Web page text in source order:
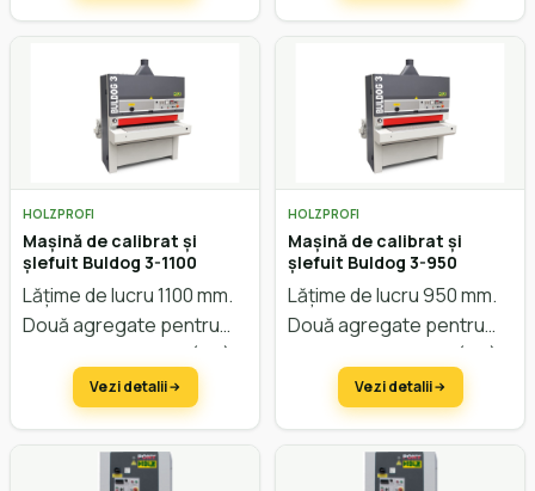
HOLZPROFI
Mașină de calibrat și
șlefuit Buldog 3-1100
Lățime de lucru 1100 mm.
Două agregate pentru
calibrare și șlefuire (RC).
Pentru lemn/MDF și
opțional furnir.
Vezi detalii
HOLZPROFI
Mașină de calibrat și
șlefuit Buldog 3-950
Lățime de lucru 950 mm.
Două agregate pentru
calibrare și slefuire (RC).
Pentru lemn/MDF și
opțional furnir.
Vezi detalii